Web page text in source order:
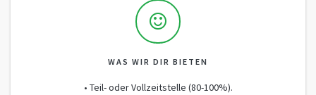
WAS WIR DIR BIETEN
• Teil- oder Vollzeitstelle (80-100%).